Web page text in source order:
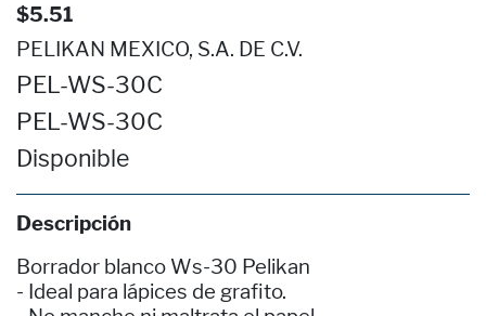
$5.51
PELIKAN MEXICO, S.A. DE C.V.
PEL-WS-30C
PEL-WS-30C
Disponible
Descripción
Borrador blanco Ws-30 Pelikan
- Ideal para lápices de grafito.